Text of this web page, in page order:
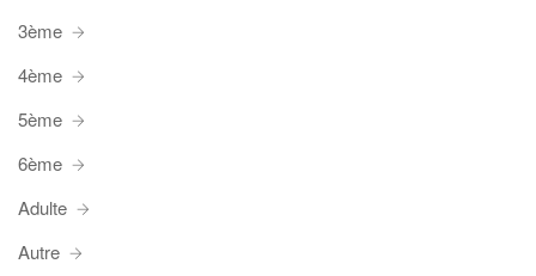
3ème
4ème
5ème
6ème
Adulte
Autre